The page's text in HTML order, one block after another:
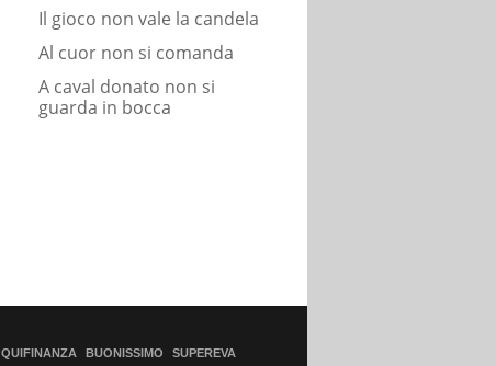
Il gioco non vale la candela
Al cuor non si comanda
A caval donato non si
guarda in bocca
QUIFINANZA BUONISSIMO SUPEREVA